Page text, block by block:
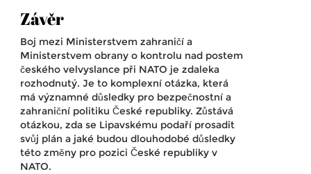
Závěr
Boj mezi Ministerstvem zahraničí a
Ministerstvem obrany o kontrolu nad postem
českého velvyslance při NATO je zdaleka
rozhodnutý. Je to komplexní otázka, která
má významné důsledky pro bezpečnostní a
zahraniční politiku České republiky. Zůstává
otázkou, zda se Lipavskému podaří prosadit
svůj plán a jaké budou dlouhodobé důsledky
této změny pro pozici České republiky v
NATO.